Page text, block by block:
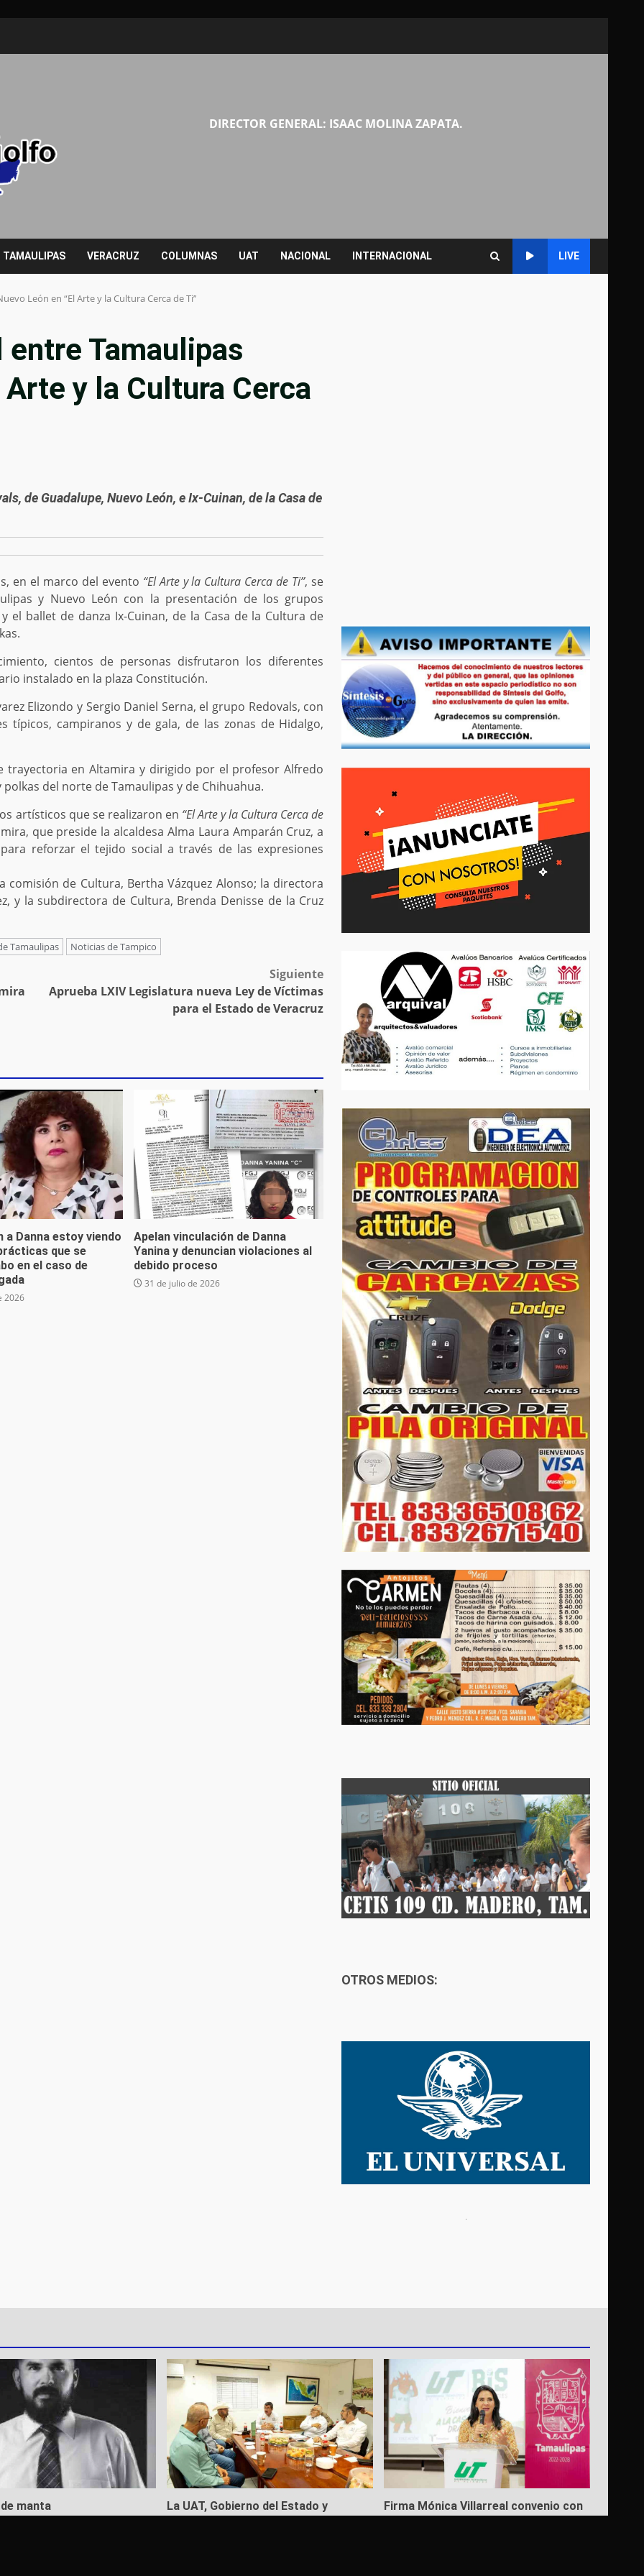
DIRECTOR GENERAL: ISAAC MOLINA ZAPATA.
TAMAULIPAS VERACRUZ COLUMNAS UAT NACIONAL INTERNACIONAL LIVE
León en “El Arte y la Cultura Cerca de Ti’’
Tamaulipas
y la Cultura Cerca
de Guadalupe, Nuevo León, e Ix-Cuinan, de la Casa de
en el marco del evento “El Arte y la Cultura Cerca de Ti’’, se
y Nuevo León con la presentación de los grupos
el ballet de danza Ix-Cuinan, de la Casa de la Cultura de
cientos de personas disfrutaron los diferentes
instalado en la plaza Constitución.
Elizondo y Sergio Daniel Serna, el grupo Redovals, con
típicos, campiranos y de gala, de las zonas de Hidalgo,
trayectoria en Altamira y dirigido por el profesor Alfredo
del norte de Tamaulipas y de Chihuahua.
artísticos que se realizaron en “El Arte y la Cultura Cerca de
que preside la alcaldesa Alma Laura Amparán Cruz, a
reforzar el tejido social a través de las expresiones
de Cultura, Bertha Vázquez Alonso; la directora
y la subdirectora de Cultura, Brenda Denisse de la Cruz
Tamaulipas Noticias de Tampico
Siguiente
Aprueba LXIV Legislatura nueva Ley de Víctimas
para el Estado de Veracruz
a Danna estoy viendo
que se
en el caso de
2026
Apelan vinculación de Danna
Yanina y denuncian violaciones al
debido proceso
31 de julio de 2026
OTROS MEDIOS:
manta
La UAT, Gobierno del Estado y
Firma Mónica Villarreal convenio con